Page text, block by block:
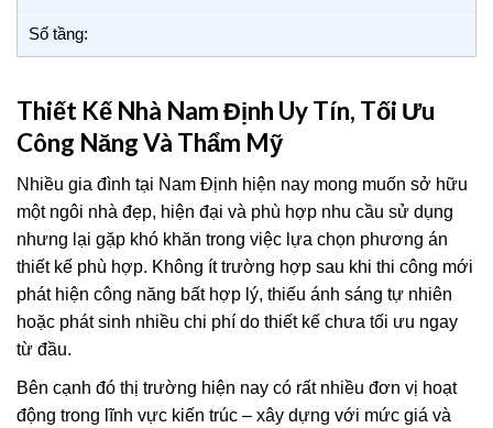
Số tầng:
Thiết Kế Nhà Nam Định Uy Tín, Tối Ưu
Công Năng Và Thẩm Mỹ
Nhiều gia đình tại Nam Định hiện nay mong muốn sở hữu
một ngôi nhà đẹp, hiện đại và phù hợp nhu cầu sử dụng
nhưng lại gặp khó khăn trong việc lựa chọn phương án
thiết kế phù hợp. Không ít trường hợp sau khi thi công mới
phát hiện công năng bất hợp lý, thiếu ánh sáng tự nhiên
hoặc phát sinh nhiều chi phí do thiết kế chưa tối ưu ngay
từ đầu.
Bên cạnh đó thị trường hiện nay có rất nhiều đơn vị hoạt
động trong lĩnh vực kiến trúc – xây dựng với mức giá và